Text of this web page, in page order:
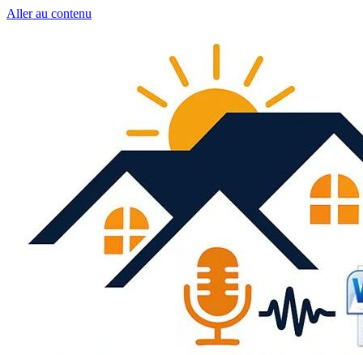
Aller au contenu